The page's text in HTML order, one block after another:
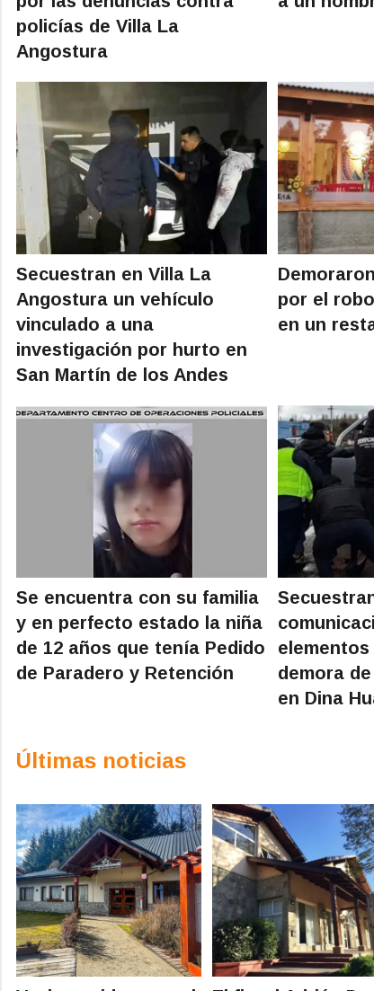
policías de Villa La
Angostura
Secuestran en Villa La
Angostura un vehículo
vinculado a una
investigación por hurto en
San Martín de los Andes
por el
en un
Se encuentra con su familia
y en perfecto estado la niña
de 12 años que tenía Pedido
de Paradero y Retención
demora
en Dina
Últimas noticias